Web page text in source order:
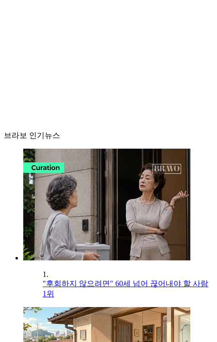
브라보 인기뉴스
1.
"후회하지 않으려면" 60세 넘어 끊어내야 할 사람
1위